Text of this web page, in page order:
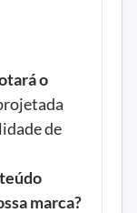
o
de
marca?